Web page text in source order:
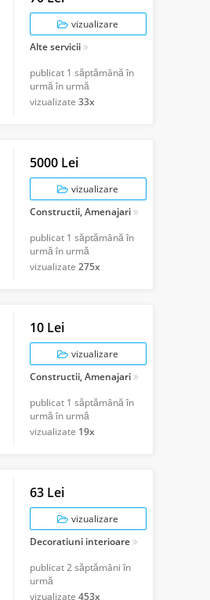
vizualizare
Alte servicii
publicat 1 săptămână în
urmă în urmă
vizualizate 33x
5000 Lei
vizualizare
Constructii, Amenajari
publicat 1 săptămână în
urmă în urmă
vizualizate 275x
- fatad...
10 Lei
vizualizare
Constructii, Amenajari
publicat 1 săptămână în
urmă în urmă
vizualizate 19x
63 Lei
vizualizare
Decoratiuni interioare
publicat2 săptămâni în
urmă
vizualizate 453x